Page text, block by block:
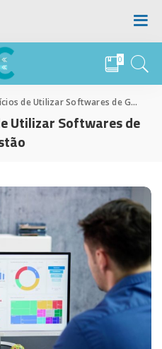
0
de Utilizar Softwares de Gestão
Utilizar Softwares de